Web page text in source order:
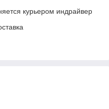
курьером индрайвер